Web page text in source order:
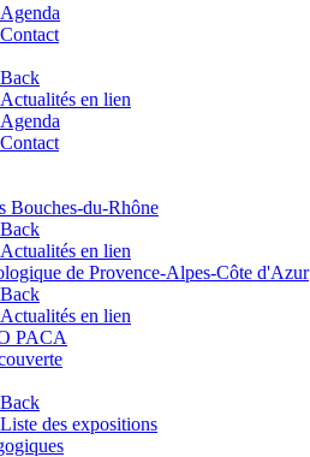
Agenda
Contact
Back
Actualités en lien
Agenda
Contact
Bouches-du-Rhône
Back
Actualités en lien
de Provence-Alpes-Côte d'Azur
Back
Actualités en lien
PACA
Back
Liste des expositions